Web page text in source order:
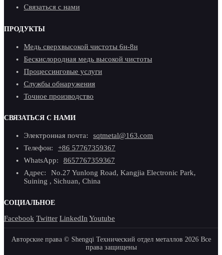
Связаться с нами
ПРОДУКТЫ
Медь сверхвысокой чистоты 6н-8н
Бескислородная медь высокой чистоты
Процессинговые услуги
Службы обнаружения
Точное производство
СВЯЗАТЬСЯ С НАМИ
Электронная почта:
sqtmetal@163.com
Телефон:
+86 57767359367
WhatsApp:
8657767359367
Адрес:
No.27 Yunlong Road, Kangjia Electronic Park,
Suining , Sichuan, China
СОЦИАЛЬНОЕ
Facebook Twitter LinkedIn Youtube
Авторские права © Shengqi Технический отдел металлов 2026 Все
права защищены